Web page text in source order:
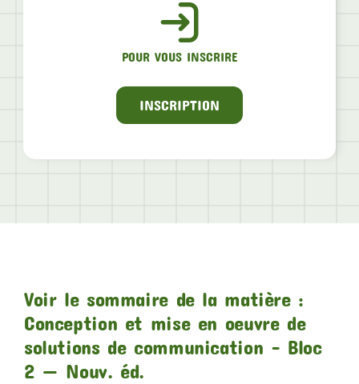
POUR VOUS INSCRIRE
INSCRIPTION
Voir le sommaire de la matière :
Conception et mise en oeuvre de
solutions de communication – Bloc
2 — Nouv. éd.